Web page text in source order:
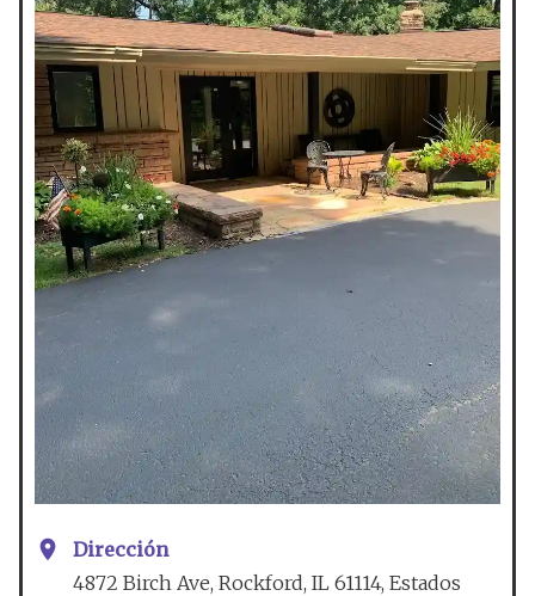
Dirección
4872 Birch Ave, Rockford, IL 61114, Estados